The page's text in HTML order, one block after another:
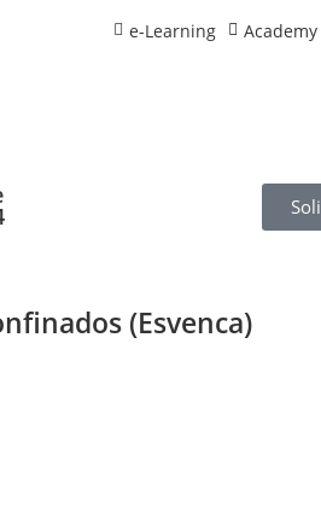
e-Learning Academy
(Esvenca)